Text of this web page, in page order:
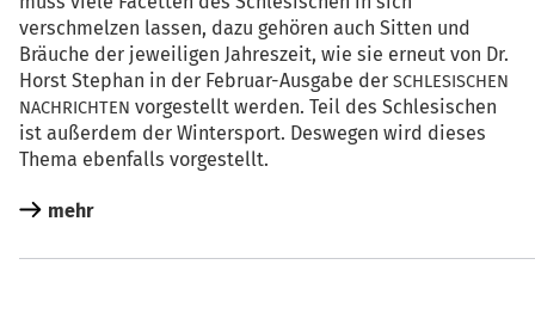
ver­schmel­zen las­sen, dazu gehö­ren auch Sit­ten und
Bräu­che der jewei­li­gen Jah­res­zeit, wie sie erneut von Dr.
Horst Ste­phan in der Febru­ar-Aus­ga­be der SCHLESISCHEN
NACHRICHTEN vor­ge­stellt wer­den. Teil des Schle­si­schen
ist außer­dem der Win­ter­sport. Des­we­gen wird die­ses
The­ma eben­falls vorgestellt.
mehr